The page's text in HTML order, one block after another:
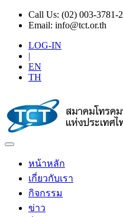
Call Us: (02) 003-3781-2
Email: info@tct.or.th
LOG-IN
|
EN
TH
หน้าหลัก
เกี่ยวกับเรา
กิจกรรม
ข่าว